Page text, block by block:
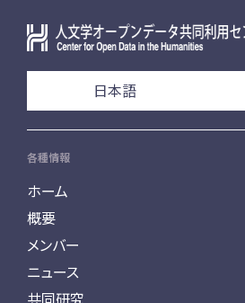
日本語
各種情報
ホーム
概要
メンバー
ニュース
共同研究